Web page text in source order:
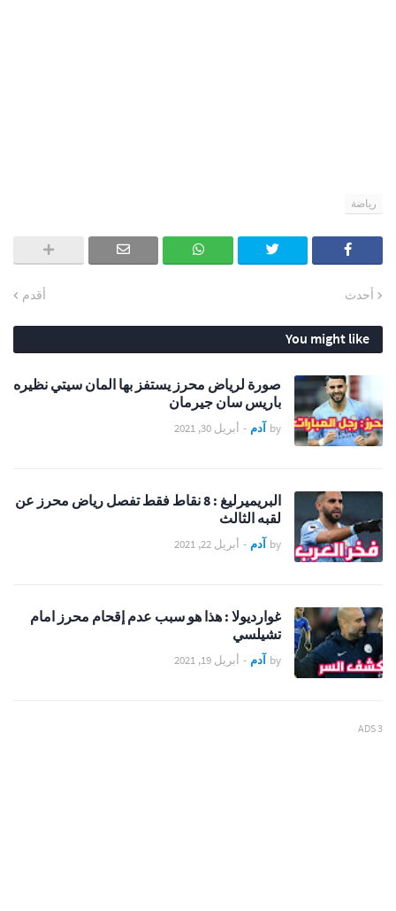
رياضة
أحدث أقدم
You might like
صورة لرياض محرز يستفز بها المان سيتي نظيره
باريس سان جيرمان
by آدم - أبريل 30, 2021
البريميرليغ : 8 نقاط فقط تفصل رياض محرز عن
لقبه الثالث
by آدم - أبريل 22, 2021
غوارديولا : هذا هو سبب عدم إقحام محرز امام
تشيلسي
by آدم - أبريل 19, 2021
ADS 3